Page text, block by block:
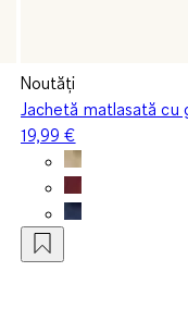
Noutăți
Jachetă matlasată
19,99 €